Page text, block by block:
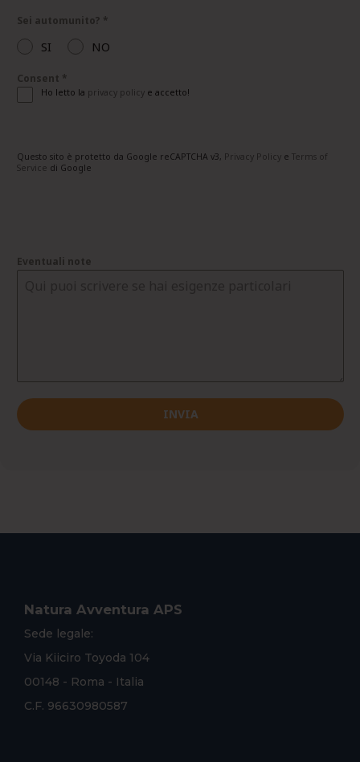
Sei automunito? *
SI NO
Consent *
Ho letto la privacy policy e accetto!
Questo sito è protetto da Google reCAPTCHA v3, Privacy Policy e Terms of
Service di Google
Eventuali note
INVIA
Natura Avventura APS
Sede legale:
Via Kiiciro Toyoda 104
00148 - Roma - Italia
C.F. 96630980587